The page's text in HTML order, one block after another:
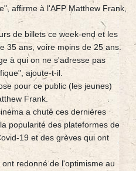
affirme à l'AFP Matthew Frank,
de billets ce week-end et les
35 ans, voire moins de 25 ans.
à qui on ne s'adresse pas
ajoute-t-il.
pour ce public (les jeunes)
Frank.
a chuté ces dernières
popularité des plateformes de
19 et des grèves qui ont
redonné de l'optimisme au